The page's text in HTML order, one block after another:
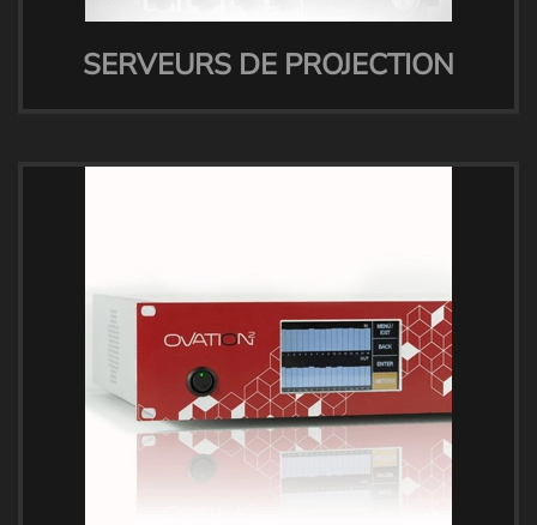
SERVEURS DE PROJECTION